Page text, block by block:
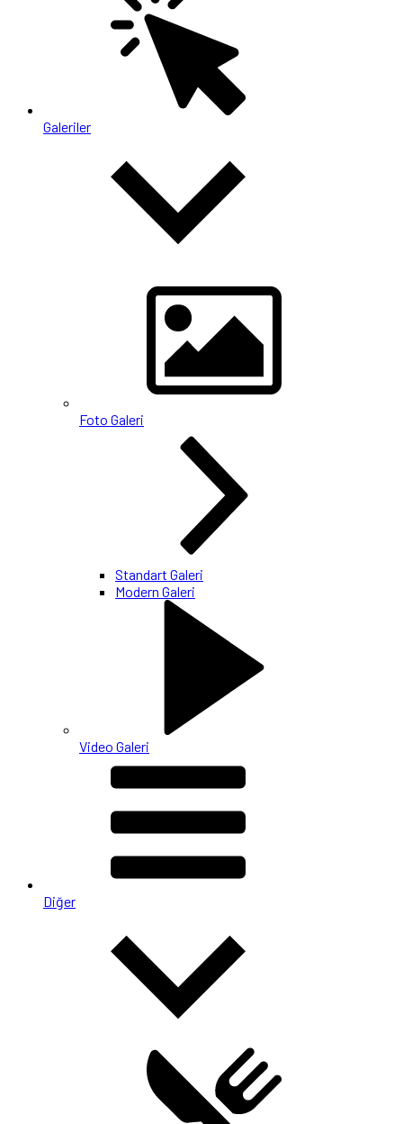
Galeriler
Foto Galeri
Standart Galeri
Modern Galeri
Video Galeri
Diğer